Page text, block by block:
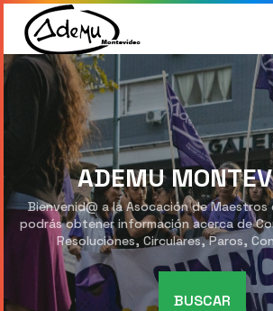
ADEMU
Bienvenid@ a la Asocación de Maestros
podrás obtener información acerca de
Resoluciones, Circulares, Paros,
BUSCAR